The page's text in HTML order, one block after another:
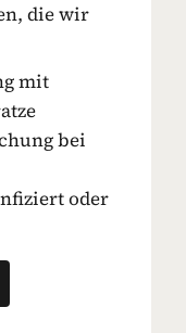
die wir
mit
bei
oder